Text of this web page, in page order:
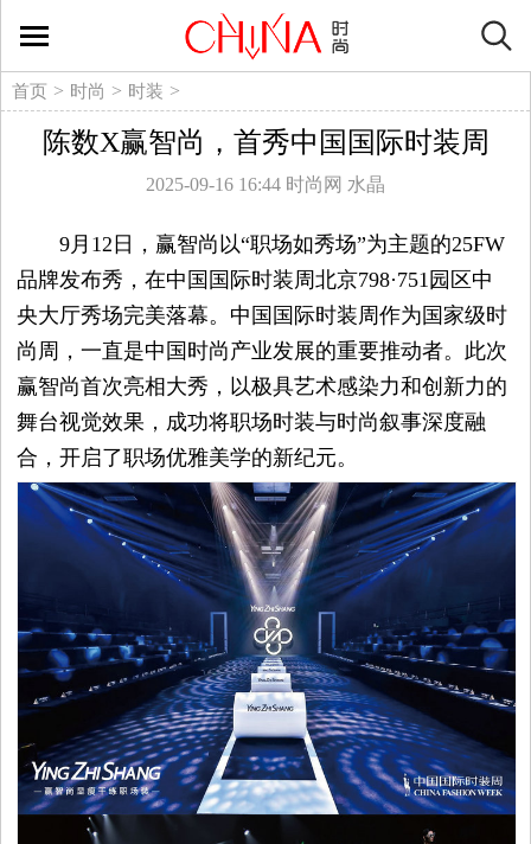
时
尚
式
新
讯
时
首页 > 时尚 > 时装 >
陈数X赢智尚，首秀中国国际时装周
2025-09-16 16:44 时尚网 水晶
9月12日，赢智尚以“职场如秀场”为主题的25FW
品牌发布秀，在中国国际时装周北京798·751园区中
央大厅秀场完美落幕。中国国际时装周作为国家级时
尚周，一直是中国时尚产业发展的重要推动者。此次
赢智尚首次亮相大秀，以极具艺术感染力和创新力的
舞台视觉效果，成功将职场时装与时尚叙事深度融
合，开启了职场优雅美学的新纪元。